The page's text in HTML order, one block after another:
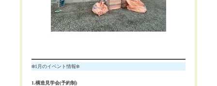
❄️1月のイベント情報❄️
1.構造見学会(予約制)